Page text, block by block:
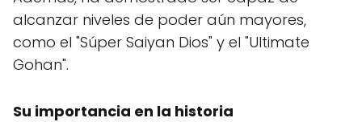
alcanzar niveles de poder aún mayores,
como el "Súper Saiyan Dios" y el "Ultimate
Gohan".
Su importancia en la historia